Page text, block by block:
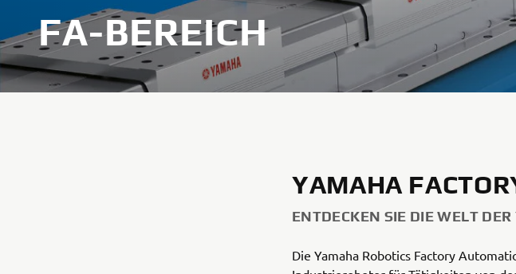
FA-BEREICH
YAMAHA
ENTDECKEN SIE DIE WELT
Die Yamaha Robotics Factory